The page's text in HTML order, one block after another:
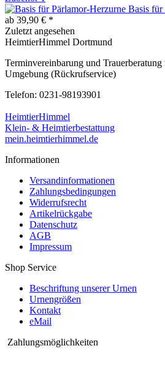
Basis für
ab 39,90 € *
Zuletzt angesehen
HeimtierHimmel Dortmund
Terminvereinbarung und
Umgebung (Rückrufservice)
Telefon: 0231-98193901
HeimtierHimmel
Klein- & Heimtierbestattung
mein.heimtierhimmel.de
Informationen
Versandinformationen
Zahlungsbedingungen
Widerrufsrecht
Artikelrückgabe
Datenschutz
AGB
Impressum
Shop Service
Beschriftung unserer Urnen
Urnengrößen
Kontakt
eMail
Zahlungsmöglichkeiten